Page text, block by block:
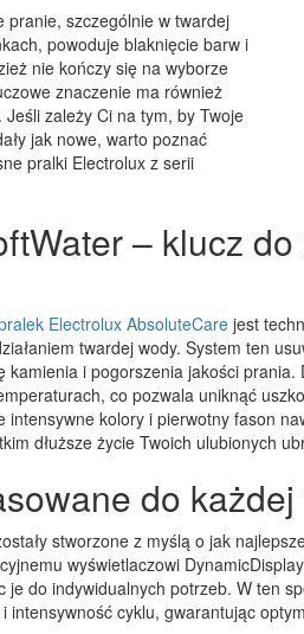
pranie, szczególnie w twardej
powoduje blaknięcie barw i
nie kończy się na wyborze
znaczenie ma również
zależy Ci na tym, by Twoje
jak nowe, warto poznać
pralki Electrolux z serii
– klucz
Electrolux AbsoluteCare jest
twardej wody. System ten
kamienia i pogorszenia jakości
co pozwala uniknąć
intensywne kolory i pierwotny fason
dłuższe życie Twoich ulubionych
do
stworzone z myślą o jak
wyświetlaczowi
je do indywidualnych potrzeb. W ten
intensywność cyklu, gwarantując